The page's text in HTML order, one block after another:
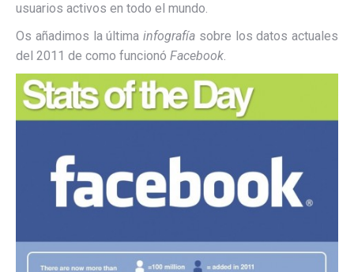
usuarios activos en todo el mundo.
Os añadimos la última infografía sobre los datos actuales
del 2011 de como funcionó Facebook.